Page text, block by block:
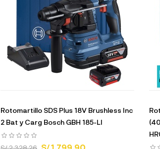
Rotomartillo SDS Plus 18V Brushless Inc
2 Bat y Carg Bosch GBH 185-LI